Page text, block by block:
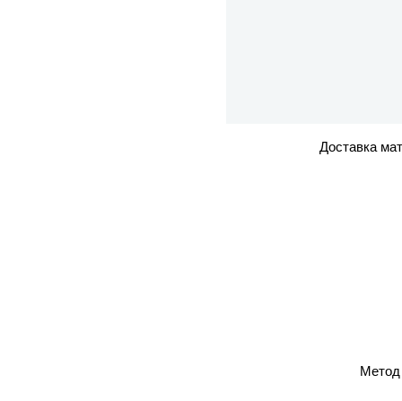
Доставка
Метод